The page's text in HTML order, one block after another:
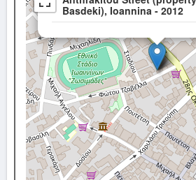
Basdeki), Ioannina - 2012